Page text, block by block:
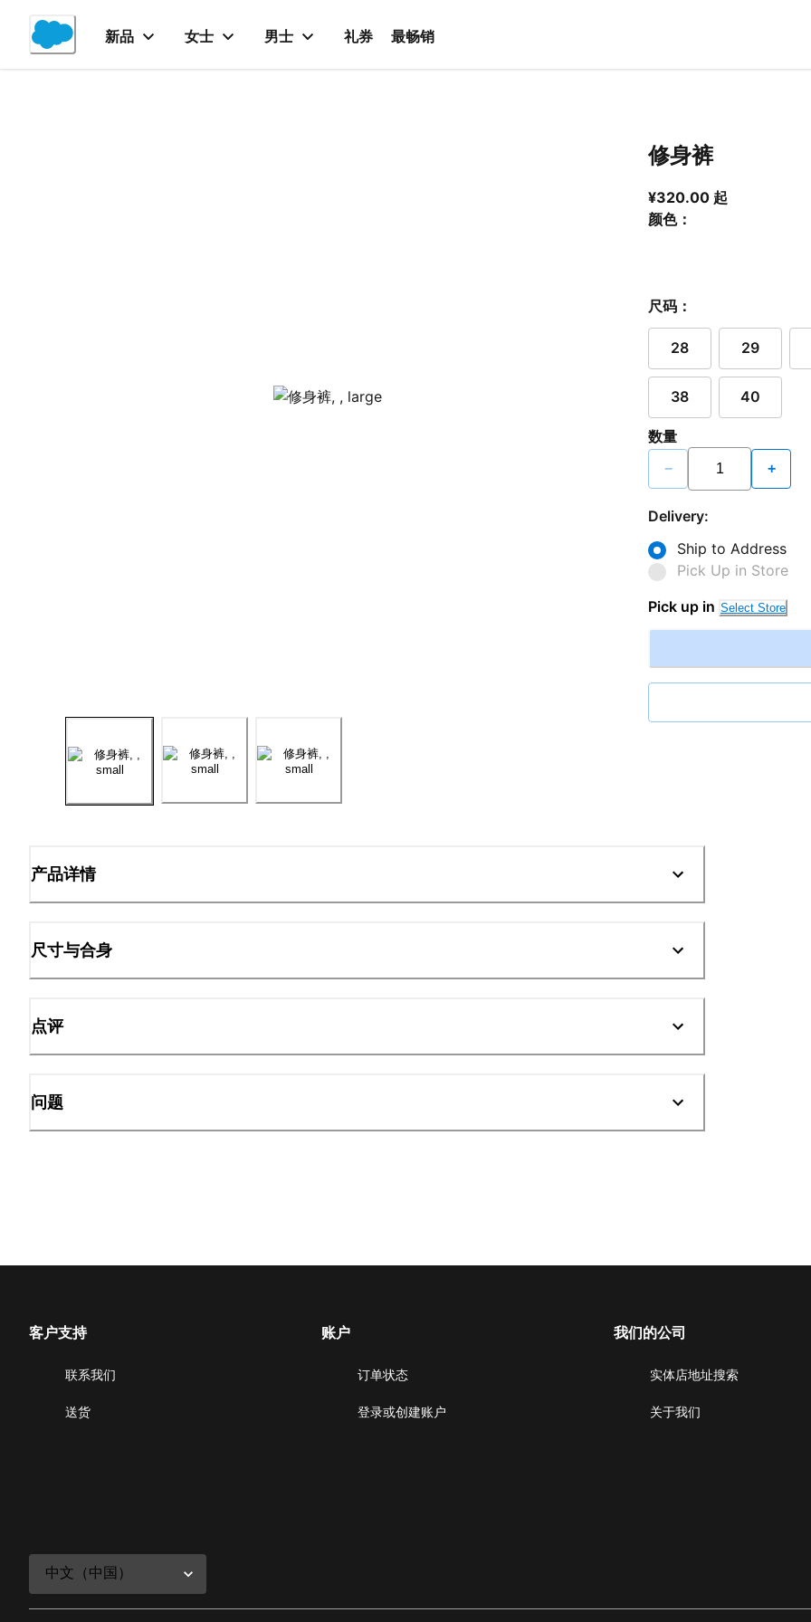
Content
新品 女士 男士 礼券 最畅销
修身裤
¥320.00 起
颜色：
尺码：
28 29
38 40
数量
− +
Delivery:
Ship to Address
Pick Up in Store
Pick up in Select Store
产品详情
尺寸与合身
点评
问题
客户支持
联系我们
送货
账户
订单状态
登录或创建账户
我们的公司
实体店地址搜索
关于我们